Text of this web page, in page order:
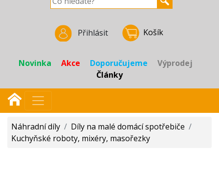
Přihlásit Košík
Novinka Akce Doporučujeme
Výprodej
Články
Náhradní díly / Díly na malé domácí spotřebiče /
Kuchyňské roboty, mixéry, masořezky